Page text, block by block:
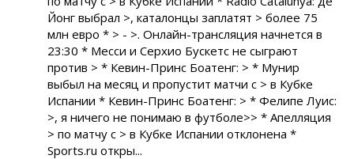
Йонг выбрал >, каталонцы заплатят > более 75
млн евро * > - >. Онлайн-трансляция начнется в
23:30 * Месси и Серхио Бускетс не сыграют
против > * Кевин-Принс Боатенг: > * Мунир
выбыл на месяц и пропустит матчи с > в Кубке
Испании * Кевин-Принс Боатенг: > * Фелипе Луис:
>, я ничего не понимаю в футболе>> * Апелляция
> по матчу с > в Кубке Испании отклонена *
Sports.ru откры...